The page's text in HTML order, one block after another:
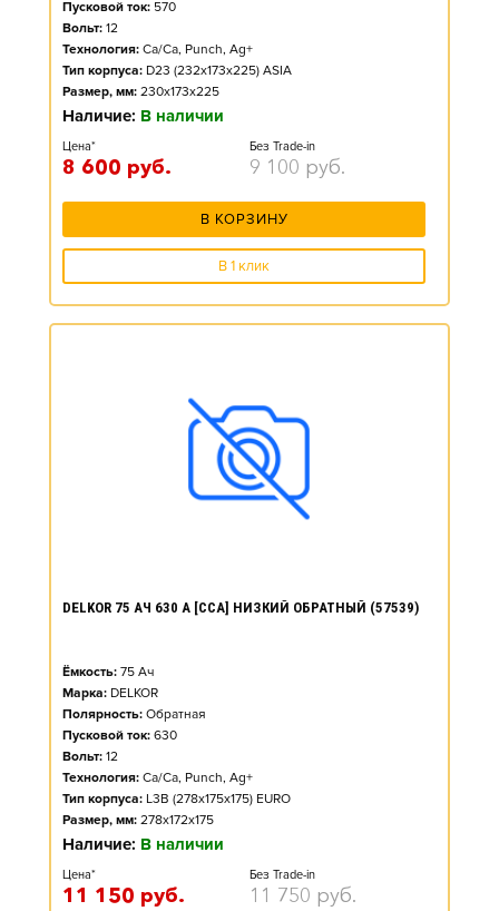
Пусковой ток: 570
Вольт: 12
Технология: Ca/Ca, Punch, Ag+
Тип корпуса: D23 (232x173x225) ASIA
Размер, мм: 230x173x225
Наличие: В наличии
Цена*
8 600 руб.
Без Trade-in
9 100 руб.
В КОРЗИНУ
В 1 клик
DELKOR 75 АЧ 630 А [CCA] НИЗКИЙ ОБРАТНЫЙ (57539)
Ёмкость: 75 Ач
Марка: DELKOR
Полярность: Обратная
Пусковой ток: 630
Вольт: 12
Технология: Ca/Ca, Punch, Ag+
Тип корпуса: L3B (278x175x175) EURO
Размер, мм: 278x172x175
Наличие: В наличии
Цена*
11 150 руб.
Без Trade-in
11 750 руб.